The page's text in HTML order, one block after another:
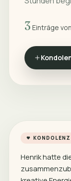
3 Einträge
KONDOLENZ
Henrik hatte